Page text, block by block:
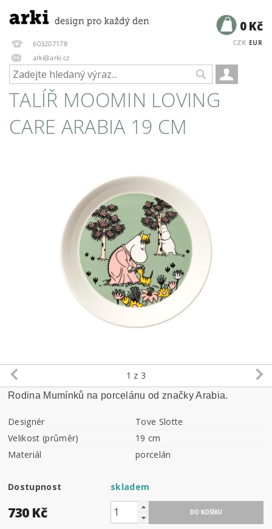
603207178
arki@arki.cz
CZK EUR
0 Kč
TALÍŘ MOOMIN LOVING
CARE ARABIA 19 CM
1 z 3
Rodina Mumínků na porcelánu od značky Arabia.
Designér
Tove Slotte
Velikost (průměr)
19 cm
Materiál
porcelán
Dostupnost skladem
730 Kč